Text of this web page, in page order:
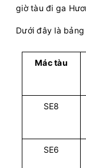
giờ tàu đi ga
Dưới đây là
Mác tàu
SE8
SE6